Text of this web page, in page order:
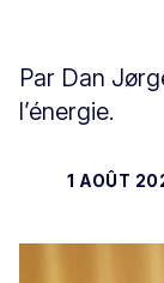
Par Dan
l’énergie.
1 AOÛT